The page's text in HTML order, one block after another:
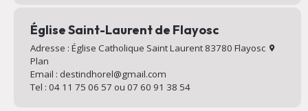
Église Saint-Laurent de Flayosc
Adresse : Église Catholique Saint Laurent 83780 Flayosc
Plan
Email : destindhorel@gmail.com
Tel : 04 11 75 06 57 ou 07 60 91 38 54